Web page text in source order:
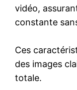
vidéo,
constante
Ces
des images
totale.